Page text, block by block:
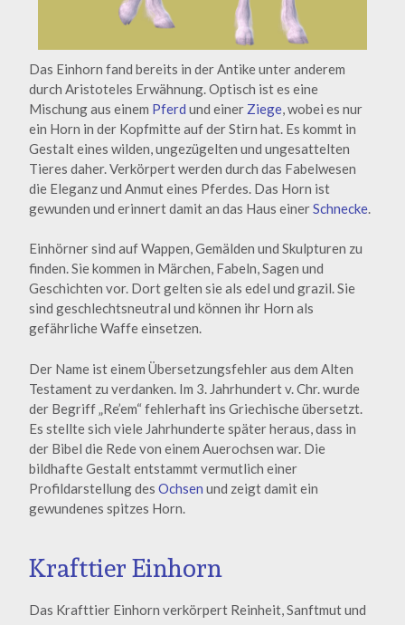
Das Einhorn fand bereits in der Antike unter anderem
durch Aristoteles Erwähnung. Optisch ist es eine
Mischung aus einem Pferd und einer Ziege, wobei es nur
ein Horn in der Kopfmitte auf der Stirn hat. Es kommt in
Gestalt eines wilden, ungezügelten und ungesattelten
Tieres daher. Verkörpert werden durch das Fabelwesen
die Eleganz und Anmut eines Pferdes. Das Horn ist
gewunden und erinnert damit an das Haus einerSchnecke.
Einhörner sind auf Wappen, Gemälden und Skulpturen zu
finden. Sie kommen in Märchen, Fabeln, Sagen und
Geschichten vor. Dort gelten sie als edel und grazil. Sie
sind geschlechtsneutral und können ihr Horn als
gefährliche Waffe einsetzen.
Der Name ist einem Übersetzungsfehler aus dem Alten
Testament zu verdanken. Im 3. Jahrhundert v. Chr. wurde
der Begriff „Re’em“ fehlerhaft ins Griechische übersetzt.
Es stellte sich viele Jahrhunderte später heraus, dass in
der Bibel die Rede von einem Auerochsen war. Die
bildhafte Gestalt entstammt vermutlich einer
Profildarstellung des Ochsen und zeigt damit ein
gewundenes spitzes Horn.
Krafttier Einhorn
Das Krafttier Einhorn verkörpert Reinheit, Sanftmut und